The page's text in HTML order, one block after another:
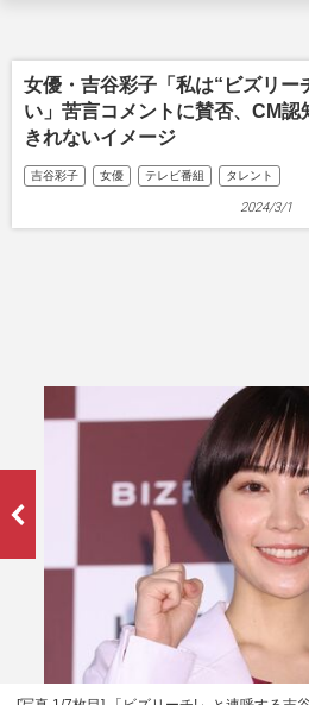
女優・吉谷彩子「私は“ビズリー
い」苦言コメントに賛否、CM認
きれないイメージ
吉谷彩子 女優 テレビ番組 タレント
2024/3/1